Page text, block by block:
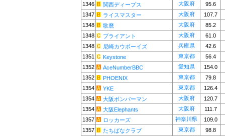
1346
関西ディープス 大阪府
95.6
1347
ライスマスター 大阪府
107.7
1348
歌麿 大阪府
85.2
1348
ブライアント 大阪府
61.0
1348
尼崎カウボーイズ 兵庫県
42.6
1351
Keystone 東京都
56.4
1352
AceNumberBBC 愛知県
154.0
1352
PHOENIX 東京都
79.8
1354
YKE 東京都
126.4
1354
大阪ボンバーマン 大阪府
120.7
1354
大阪Elephants 大阪府
111.7
1357
ロッカーズ 神奈川県
109.0
1357
たちばなクラブ 東京都
98.8